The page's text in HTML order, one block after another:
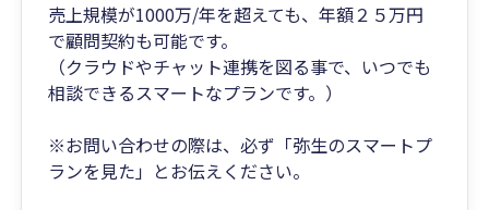
売上規模が1000万/年を超えても、年額２５万円
で顧問契約も可能です。
（クラウドやチャット連携を図る事で、いつでも
相談できるスマートなプランです。）
※お問い合わせの際は、必ず「弥生のスマートプ
ランを見た」とお伝えください。